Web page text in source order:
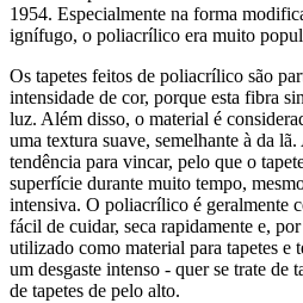
1954. Especialmente na forma
ignífugo, o poliacrílico era muito
Os tapetes feitos de poliacrílico são
intensidade de cor, porque esta fibra
luz. Além disso, o material é
uma textura suave, semelhante à da
tendência para vincar, pelo que o
superfície durante muito tempo,
intensiva. O poliacrílico é geralmente
fácil de cuidar, seca rapidamente e,
utilizado como material para tapetes e
um desgaste intenso - quer se trate de
de tapetes de pelo alto.